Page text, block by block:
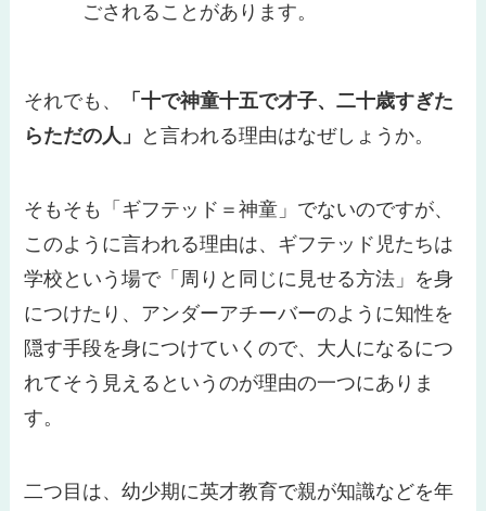
ごされることがあります。
それでも、
「十で神童十五で才子、二十歳すぎた
らただの人」
と言われる理由はなぜしょうか。
そもそも「ギフテッド＝神童」でないのですが、
このように言われる理由は、ギフテッド児たちは
学校という場で「周りと同じに見せる方法」を身
につけたり、アンダーアチーバーのように知性を
隠す手段を身につけていくので、大人になるにつ
れてそう見えるというのが理由の一つにありま
す。
二つ目は、幼少期に英才教育で親が知識などを年